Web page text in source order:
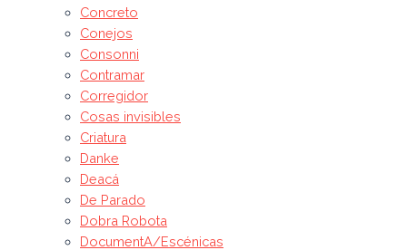
Concreto
Conejos
Consonni
Contramar
Corregidor
Cosas invisibles
Criatura
Danke
Deacá
De Parado
Dobra Robota
DocumentA/Escénicas